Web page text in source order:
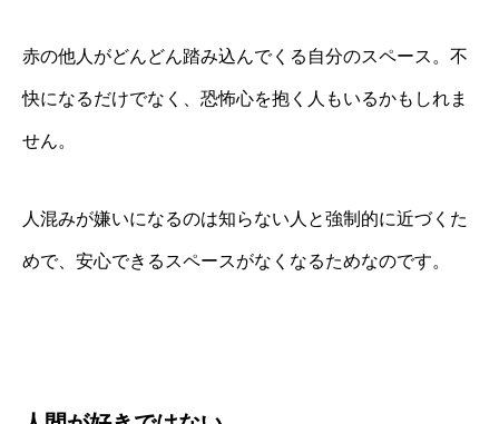
赤の他人がどんどん踏み込んでくる自分のスペース。不
快になるだけでなく、恐怖心を抱く人もいるかもしれま
せん。
人混みが嫌いになるのは知らない人と強制的に近づくた
めで、安心できるスペースがなくなるためなのです。